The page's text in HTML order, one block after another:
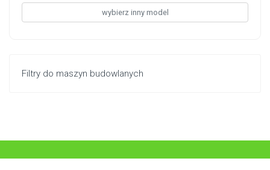
wybierz inny model
Filtry do maszyn budowlanych